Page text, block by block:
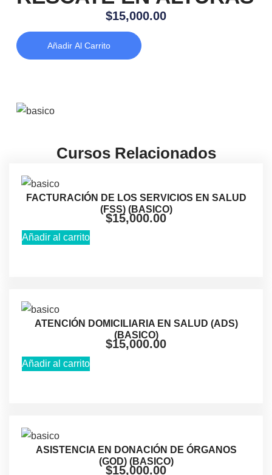
$15,000.00
Añadir Al Carrito
Cursos Relacionados
FACTURACIÓN DE LOS SERVICIOS EN SALUD
(FSS) (BASICO)
$15,000.00
Añadir al carrito
ATENCIÓN DOMICILIARIA EN SALUD (ADS)
(BASICO)
$15,000.00
Añadir al carrito
ASISTENCIA EN DONACIÓN DE ÓRGANOS
(GOD) (BASICO)
$15,000.00